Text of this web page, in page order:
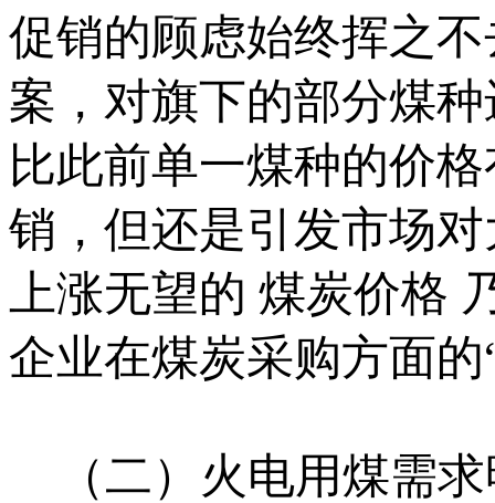
促销的顾虑始终挥之
案，对旗下的部分煤
比此前单一煤种的价
销，但还是引发市场
上涨无望的 煤炭价格
企业在煤炭采购方面
（二）火电用煤需求